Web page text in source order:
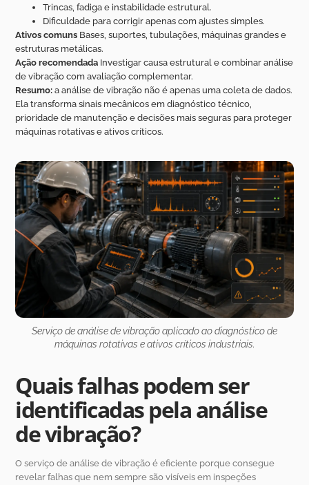
Trincas, fadiga e instabilidade estrutural.
Dificuldade para corrigir apenas com ajustes simples.
Ativos comuns Bases, suportes, tubulações, máquinas grandes e
estruturas metálicas.
Ação recomendada Investigar causa estrutural e combinar análise
de vibração com avaliação complementar.
Resumo: a análise de vibração não é apenas uma coleta de dados.
Ela transforma sinais mecânicos em diagnóstico técnico,
prioridade de manutenção e decisões mais seguras para proteger
máquinas rotativas e ativos críticos.
Serviço de análise de vibração aplicado ao diagnóstico de
máquinas rotativas e ativos críticos industriais.
Quais falhas podem ser
identificadas pela análise
de vibração?
O serviço de análise de vibração é eficiente porque consegue
revelar falhas que nem sempre são visíveis em inspeções